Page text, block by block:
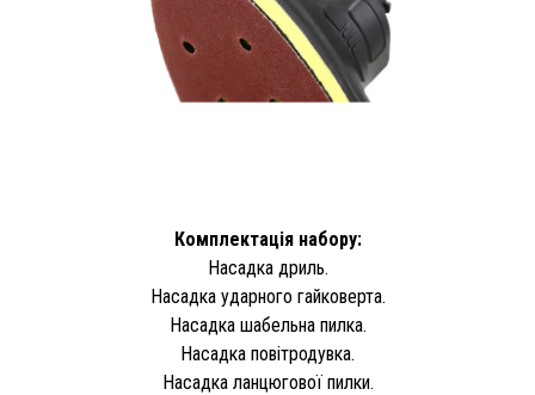
Комплектація набору:
Насадка дриль.
Насадка ударного гайковерта.
Насадка шабельна пилка.
Насадка повітродувка.
Насадка ланцюгової пилки.